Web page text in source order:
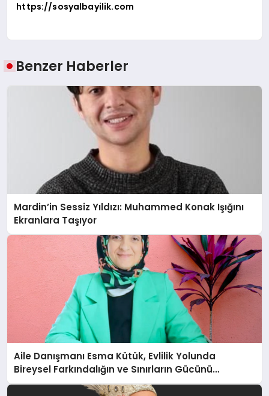
https://sosyalbayilik.com
Benzer Haberler
Mardin’in Sessiz Yıldızı: Muhammed Konak Işığını
Ekranlara Taşıyor
Aile Danışmanı Esma Kütük, Evlilik Yolunda
Bireysel Farkındalığın ve Sınırların Gücünü
Anlatıyor